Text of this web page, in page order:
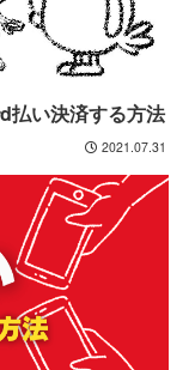
払い決済する方法
2021.07.31